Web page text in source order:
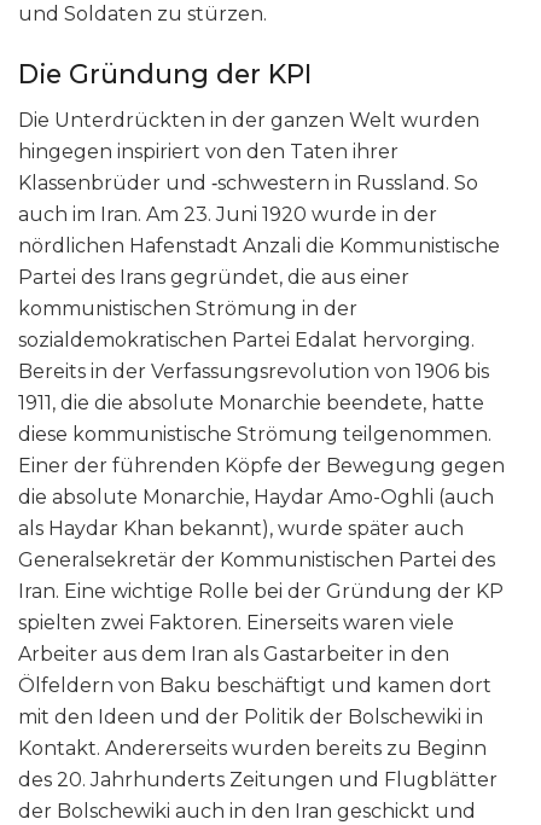
und Soldaten zu stürzen.
Die Gründung der KPI
Die Unterdrückten in der ganzen Welt wurden
hingegen inspiriert von den Taten ihrer
Klassenbrüder und ‑schwestern in Russland. So
auch im Iran. Am 23. Juni 1920 wurde in der
nördlichen Hafenstadt Anzali die Kommunistische
Partei des Irans gegründet, die aus einer
kommunistischen Strömung in der
sozialdemokratischen Partei Edalat hervorging.
Bereits in der Verfassungsrevolution von 1906 bis
1911, die die absolute Monarchie beendete, hatte
diese kommunistische Strömung teilgenommen.
Einer der führenden Köpfe der Bewegung gegen
die absolute Monarchie, Haydar Amo-Oghli (auch
als Haydar Khan bekannt), wurde später auch
Generalsekretär der Kommunistischen Partei des
Iran. Eine wichtige Rolle bei der Gründung der KP
spielten zwei Faktoren. Einerseits waren viele
Arbeiter aus dem Iran als Gastarbeiter in den
Ölfeldern von Baku beschäftigt und kamen dort
mit den Ideen und der Politik der Bolschewiki in
Kontakt. Andererseits wurden bereits zu Beginn
des 20. Jahrhunderts Zeitungen und Flugblätter
der Bolschewiki auch in den Iran geschickt und